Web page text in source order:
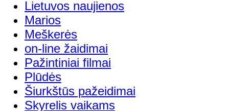
Lietuvos naujienos
Marios
Meškerės
on-line žaidimai
Pažintiniai filmai
Plūdės
Šiurkštūs pažeidimai
Skyrelis vaikams